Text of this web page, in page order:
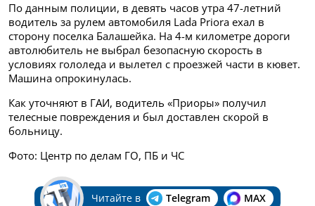
По данным полиции, в девять часов утра 47-летний
водитель за рулем автомобиля Lada Priora ехал в
сторону поселка Балашейка. На 4-м километре дороги
автолюбитель не выбрал безопасную скорость в
условиях гололеда и вылетел с проезжей части в кювет.
Машина опрокинулась.
Как уточняют в ГАИ, водитель «Приоры» получил
телесные повреждения и был доставлен скорой в
больницу.
Фото: Центр по делам ГО, ПБ и ЧС
Читайте в Telegram MAX